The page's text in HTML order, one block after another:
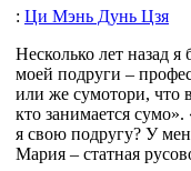
: Ци Мэнь Дунь Цзя
Несколько лет назад я
моей подруги –
или же сумотори, что
кто занимается
я свою подругу? У
Мария – статная